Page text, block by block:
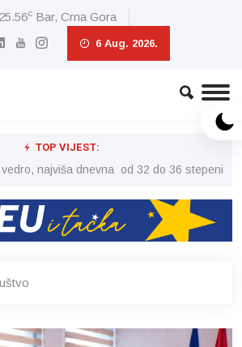
25.56c Bar, Crna Gora
6 Aug. 2026.
TOP VIJEST:
najviša dnevna od 32 do 36 stepeni